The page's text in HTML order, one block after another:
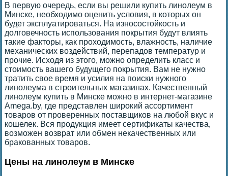
В первую очередь, если вы решили купить линолеум в
Минске, необходимо оценить условия, в которых он
будет эксплуатироваться. На износостойкость и
долговечность использования покрытия будут влиять
такие факторы, как проходимость, влажность, наличие
механических воздействий, перепадов температур и
прочие. Исходя из этого, можно определить класс и
стоимость вашего будущего покрытия. Вам не нужно
тратить свое время и усилия на поиски нужного
линолеума в строительных магазинах. Качественный
линолеум купить в Минске можно в интернет-магазине
Amega.by, где представлен широкий ассортимент
товаров от проверенных поставщиков на любой вкус и
кошелек. Вся продукция имеет сертификаты качества,
возможен возврат или обмен некачественных или
бракованных товаров.
Цены на линолеум в Минске